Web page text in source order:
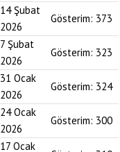
14 Şubat
2026
Gösterim: 373
7 Şubat
2026
Gösterim: 323
31 Ocak
2026
Gösterim: 324
24 Ocak
2026
Gösterim: 300
17 Ocak